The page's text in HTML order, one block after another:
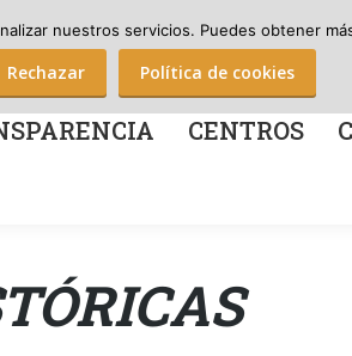
CENTROS
nuestros servicios. Puedes obtener
Rechazar Política de cookies
CENTROS